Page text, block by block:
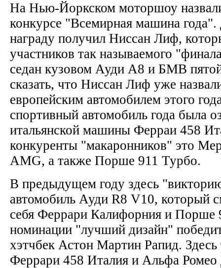
На Нью-Йоркском моторшоу
конкурсе "Всемирная машина
награду получил Ниссан Лиф,
участников так называемого
седан кузовом Ауди А8 и БМВ
сказать, что Ниссан Лиф уже
европейским автомобилем этого
спортивный автомобиль года была
итальянской машины Ферраи 458
конкуренты "макаронников" это
AMG, а также Порше 911 Турбо.
В предыдущем году здесь
автомобиль Ауди R8 V10, который
себя Феррари Калифорния и Порше
номинации "лучший дизайн"
хэтчбек Астон Мартин Рапид. Здесь
Феррари 458 Италия и Альфа Ромео